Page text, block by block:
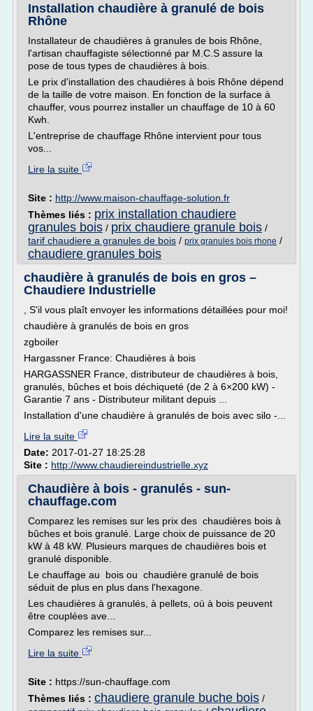
Installation chaudière à granulé de bois
Rhône
Installateur de chaudières à granules de bois Rhône,
l'artisan chauffagiste sélectionné par M.C.S assure la
pose de tous types de chaudières à bois.
Le prix d'installation des chaudières à bois Rhône dépend
de la taille de votre maison. En fonction de la surface à
chauffer, vous pourrez installer un chauffage de 10 à 60
Kwh.
L'entreprise de chauffage Rhône intervient pour tous
vos...
Lire la suite
Site : http://www.maison-chauffage-solution.fr
Thèmes liés : prix installation chaudiere
granules bois / prix chaudiere granule bois /
tarif chaudiere a granules de bois / prix granules bois rhone /
chaudiere granules bois
chaudière à granulés de bois en gros –
Chaudiere Industrielle
, S'il vous plaît envoyer les informations détaillées pour moi!
chaudière à granulés de bois en gros
zgboiler
Hargassner France: Chaudières à bois
HARGASSNER France, distributeur de chaudières à bois,
granulés, bûches et bois déchiqueté (de 2 à 6×200 kW) -
Garantie 7 ans - Distributeur militant depuis ...
Installation d'une chaudière à granulés de bois avec silo -...
Lire la suite
Date: 2017-01-27 18:25:28
Site : http://www.chaudiereindustrielle.xyz
Chaudière à bois - granulés - sun-
chauffage.com
Comparez les remises sur les prix des chaudières bois à
bûches et bois granulé. Large choix de puissance de 20
kW à 48 kW. Plusieurs marques de chaudières bois et
granulé disponible.
Le chauffage au bois ou chaudière granulé de bois
séduit de plus en plus dans l'hexagone.
Les chaudières à granulés, à pellets, où à bois peuvent
être couplées ave...
Comparez les remises sur...
Lire la suite
Site : https://sun-chauffage.com
Thèmes liés : chaudiere granule buche bois /